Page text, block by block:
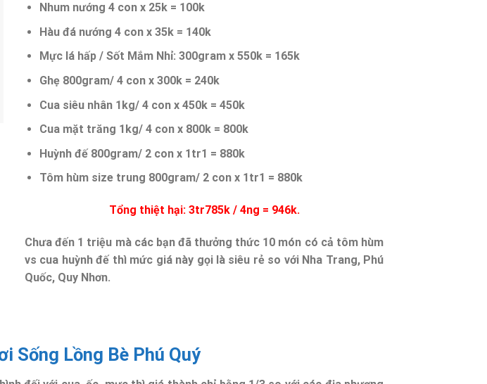
Nhum nướng 4 con x 25k = 100k
Hàu đá nướng 4 con x 35k = 140k
Mực lá hấp / Sốt Mắm Nhỉ: 300gram x 550k = 165k
Ghẹ 800gram/ 4 con x 300k = 240k
Cua siêu nhân 1kg/ 4 con x 450k = 450k
Cua mặt trăng 1kg/ 4 con x 800k = 800k
Huỳnh đế 800gram/ 2 con x 1tr1 = 880k
Tôm hùm size trung 800gram/ 2 con x 1tr1 = 880k
Tổng thiệt hại: 3tr785k / 4ng = 946k.
Chưa đến 1 triệu mà các bạn đã thưởng thức 10 món có cả tôm hùm
vs cua huỳnh đế thì mức giá này gọi là siêu rẻ so với Nha Trang, Phú
Quốc, Quy Nhơn.
Sống Lồng Bè Phú Quý